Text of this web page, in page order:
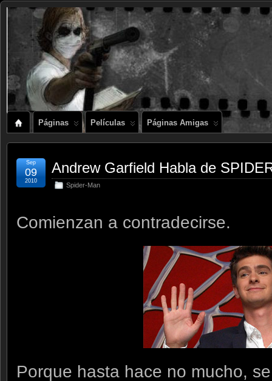
Páginas Películas Páginas Amigas
Andrew Garfield Habla de
Spider-Man
Sep
09
2010
Comienzan a contradecirse.
Porque hasta hace no mucho,